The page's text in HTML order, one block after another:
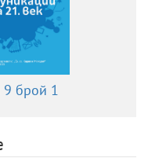
брой 1